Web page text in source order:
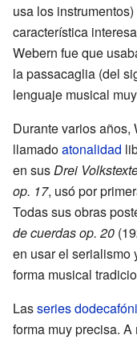
usa los
característica
Webern fue que
la passacaglia (del
lenguaje musical
Durante varios
llamadoatonalidad
en susDrei
op. 17, usó por
Todas sus obras
de cuerdas op. 20
en usar el serialismo
forma musical
Lasseries
forma muy precisa.